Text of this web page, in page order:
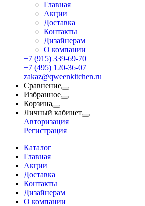
Главная
Акции
Доставка
Контакты
Дизайнерам
О компании
+7 (915) 339-69-70
+7 (495) 120-36-07
zakaz@qweenkitchen.ru
Сравнение
Избранное
Корзина
Личный кабинет
Авторизация
Регистрация
Каталог
Главная
Акции
Доставка
Контакты
Дизайнерам
О компании